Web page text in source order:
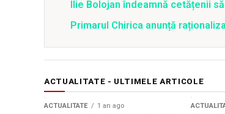
Ilie Bolojan îndeamnă cetățenii
Primarul Chirica anunță
ACTUALITATE - ULTIMELE ARTICOLE
ACTUALITATE 1 an ago